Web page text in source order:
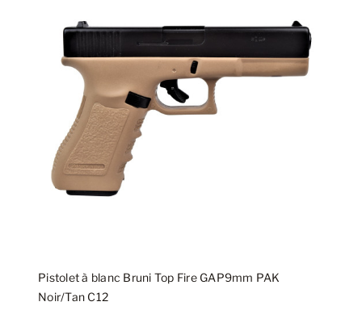
Pistolet à blanc Bruni Top Fire GAP9mm PAK
Noir/Tan C12